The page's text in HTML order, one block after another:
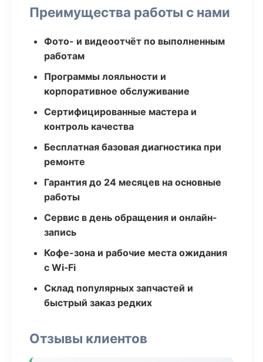
Преимущества работы с нами
Фото- и видеоотчёт по выполненным
работам
Программы лояльности и
корпоративное обслуживание
Сертифицированные мастера и
контроль качества
Бесплатная базовая диагностика при
ремонте
Гарантия до 24 месяцев на основные
работы
Сервис в день обращения и онлайн-
запись
Кофе-зона и рабочие места ожидания
с Wi‑Fi
Склад популярных запчастей и
быстрый заказ редких
Отзывы клиентов